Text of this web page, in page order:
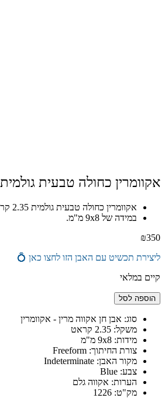
אקוומרין כחולה טבעית גולמית 2.35 קראט
אקוומרין כחולה טבעית גולמית 2.35 קראט, אבן טבעית ואמיתית
במידה של 9x8 מ"מ.
₪350
ליצירת תכשיט עם האבן הזו לחצו כאן 💍
קיים במלאי
כמות
של
אקוומרין
כחולה
טבעית
גולמית
2.35
קראט
הוספה לסל
סוג: אבן חן אקווה מרין - אקוומרין
משקל: 2.35 קראט
מידות: 9x8 מ"מ
צורת החיתוך: Freeform
מקור האבן: Indeterminate
צבע: Blue
הערות: אקווה גלם
מק"ט: 1226